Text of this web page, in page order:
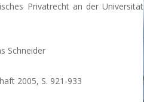
Privatrecht an der Universität
Schneider
2005, S. 921-933